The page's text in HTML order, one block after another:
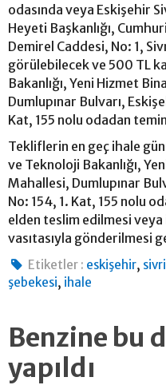
odasında veya Eskişehir
Heyeti Başkanlığı,
Demirel Caddesi, No: 1,
görülebilecek ve 500 TL
Bakanlığı, Yeni Hizmet
Dumlupınar Bulvarı,
Kat, 155 nolu odadan
Tekliflerin en geç ihale
ve Teknoloji Bakanlığı,
Mahallesi, Dumlupınar
No: 154, 1. Kat, 155 nolu
elden teslim edilmesi
vasıtasıyla gönderilmesi
Etiketler : eskişehir,
şebekesi, ihale
Benzine bu
yapıldı